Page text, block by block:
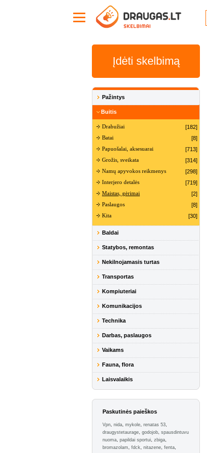
Įdėti skelbimą
Pažintys
Buitis
Drabužiai [182]
Batai [8]
Papuošalai, aksesuarai [713]
Grožis, sveikata [314]
Namų apyvokos reikmenys [298]
Interjero detalės [719]
Maistas, gėrimai [2]
Paslaugos [8]
Kita [30]
Baldai
Statybos, remontas
Nekilnojamasis turtas
Transportas
Kompiuteriai
Komunikacijos
Technika
Darbas, paslaugos
Vaikams
Fauna, flora
Laisvalaikis
Paskutinės paieškos
Vpn, nida, mykole, renatas 53,
draugystetaurage, godojob, spausdintuvu
nuoma, papildai sportui, zbiga,
bromazolam, fdck, nitazene, fenta,